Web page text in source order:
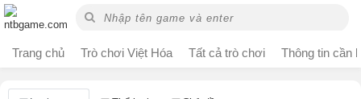
Trang chủ Trò chơi Việt Hóa Tất cả trò chơi Thông tin cần